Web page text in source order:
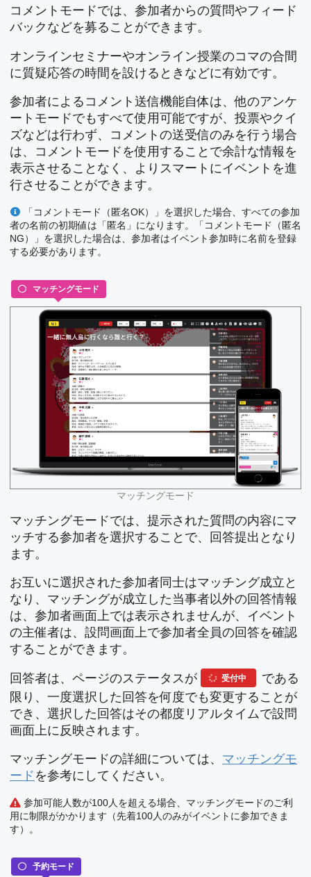
コメントモードでは、参加者からの質問やフィード
バックなどを募ることができます。
オンラインセミナーやオンライン授業のコマの合間
に質疑応答の時間を設けるときなどに有効です。
参加者によるコメント送信機能自体は、他のアンケ
ートモードでもすべて使用可能ですが、投票やクイ
ズなどは行わず、コメントの送受信のみを行う場合
は、コメントモードを使用することで余計な情報を
表示させることなく、よりスマートにイベントを進
行させることができます。
「コメントモード（匿名OK）」を選択した場合、すべての参加
者の名前の初期値は「匿名」になります。「コメントモード（匿名
NG）」を選択した場合は、参加者はイベント参加時に名前を登録
する必要があります。
マッチングモード
マッチングモード
マッチングモードでは、提示された質問の内容にマ
ッチする参加者を選択することで、回答提出となり
ます。
お互いに選択された参加者同士はマッチング成立と
なり、マッチングが成立した当事者以外の回答情報
は、参加者画面上では表示されませんが、イベント
の主催者は、設問画面上で参加者全員の回答を確認
することができます。
回答者は、ページのステータスが 受付中
である
限り、一度選択した回答を何度でも変更することが
でき、選択した回答はその都度リアルタイムで設問
画面上に反映されます。
マッチングモードの詳細については、 マッチングモ
ード を参考にしてください。
参加可能人数が100人を超える場合、マッチングモードのご利
用に制限がかかります（先着100人のみがイベントに参加できま
す）。
予約モード